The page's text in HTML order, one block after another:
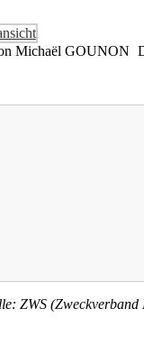
Michaël GOUNON
ZWS (Zweckverband